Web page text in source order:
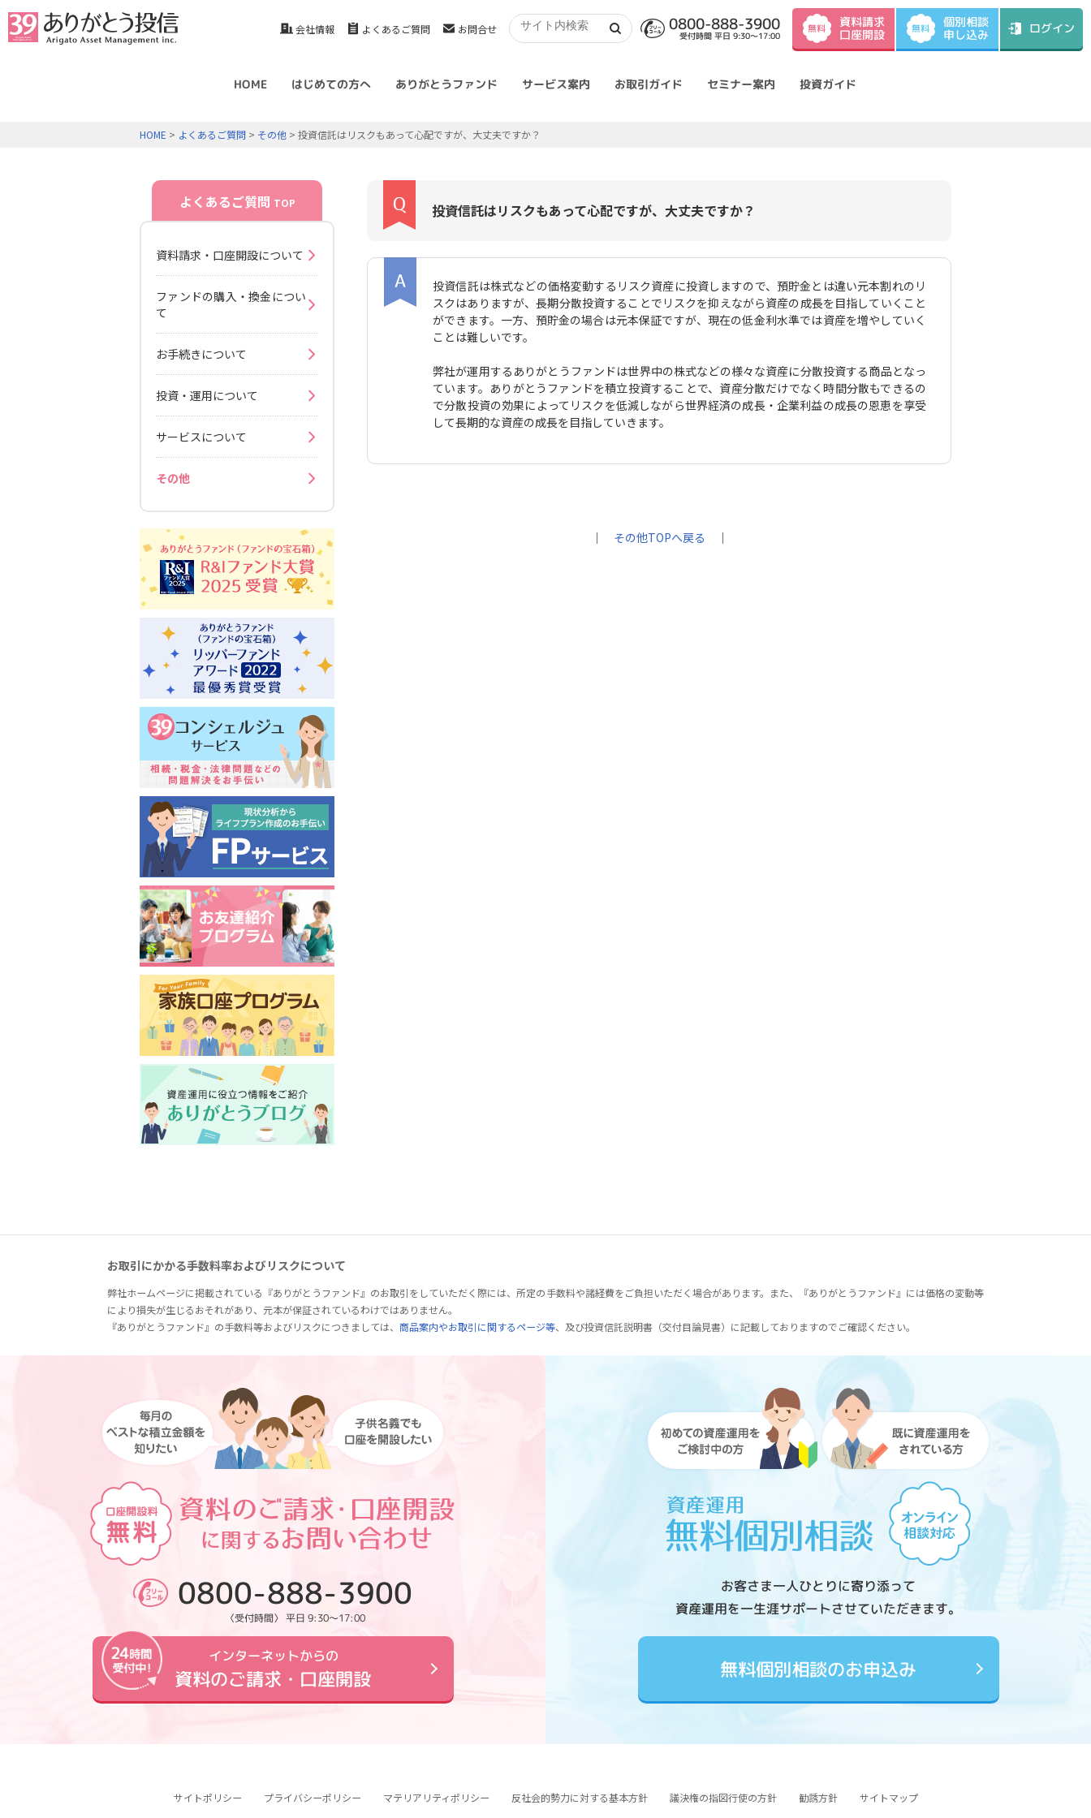
会社情報 よくあるご質問 お問合せ 0800-888-3900
受付時間 平日 9:30～17:00
無料 資料請求
口座開設 無料 個別相談
申し込み ログイン
HOME はじめての方へ ありがとうファンド サービス案内 お取引ガイド セミナー案内 投資ガイド
HOME > よくあるご質問 > その他 > 投資信託はリスクもあって心配ですが、大丈夫ですか？
投資信託はリスクもあって心配ですが、大丈夫ですか？
投資信託は株式などの価格変動するリスク資産に投資しますので、預貯金とは違い元本割れのリ
スクはありますが、長期分散投資することでリスクを抑えながら資産の成長を目指していくこと
ができます。一方、預貯金の場合は元本保証ですが、現在の低金利水準では資産を増やしていく
ことは難しいです。
弊社が運用するありがとうファンドは世界中の株式などの様々な資産に分散投資する商品となっ
ています。ありがとうファンドを積立投資することで、資産分散だけでなく時間分散もできるの
で分散投資の効果によってリスクを低減しながら世界経済の成長・企業利益の成長の恩恵を享受
して長期的な資産の成長を目指していきます。
｜ その他TOPへ戻る ｜
よくあるご質問 TOP
資料請求・口座開設について
ファンドの購入・換金につい
て
お手続きについて
投資・運用について
サービスについて
その他
お取引にかかる手数料率およびリスクについて
弊社ホームページに掲載されている『ありがとうファンド』のお取引をしていただく際には、所定の手数料や諸経費をご負担いただく場合があります。また、『ありがとうファンド』には価格の変動等
により損失が生じるおそれがあり、元本が保証されているわけではありません。
『ありがとうファンド』の手数料等およびリスクにつきましては、 商品案内やお取引に関するページ等、及び投資信託説明書（交付目論見書）に記載しておりますのでご確認ください。
0800-888-3900
〈受付時間〉 平日 9:30～17:00
インターネットからの
資料のご請求・口座開設
お客さま一人ひとりに寄り添って
資産運用を一生涯サポートさせていただきます。
無料個別相談のお申込み
サイトポリシー プライバシーポリシー マテリアリティポリシー 反社会的勢力に対する基本方針 議決権の指図行使の方針 勧誘方針 サイトマップ